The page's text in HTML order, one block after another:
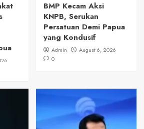
BMP Kecam Aksi
KNPB, Serukan
Persatuan Demi Papua
yang Kondusif
Admin
August 6, 2026
0